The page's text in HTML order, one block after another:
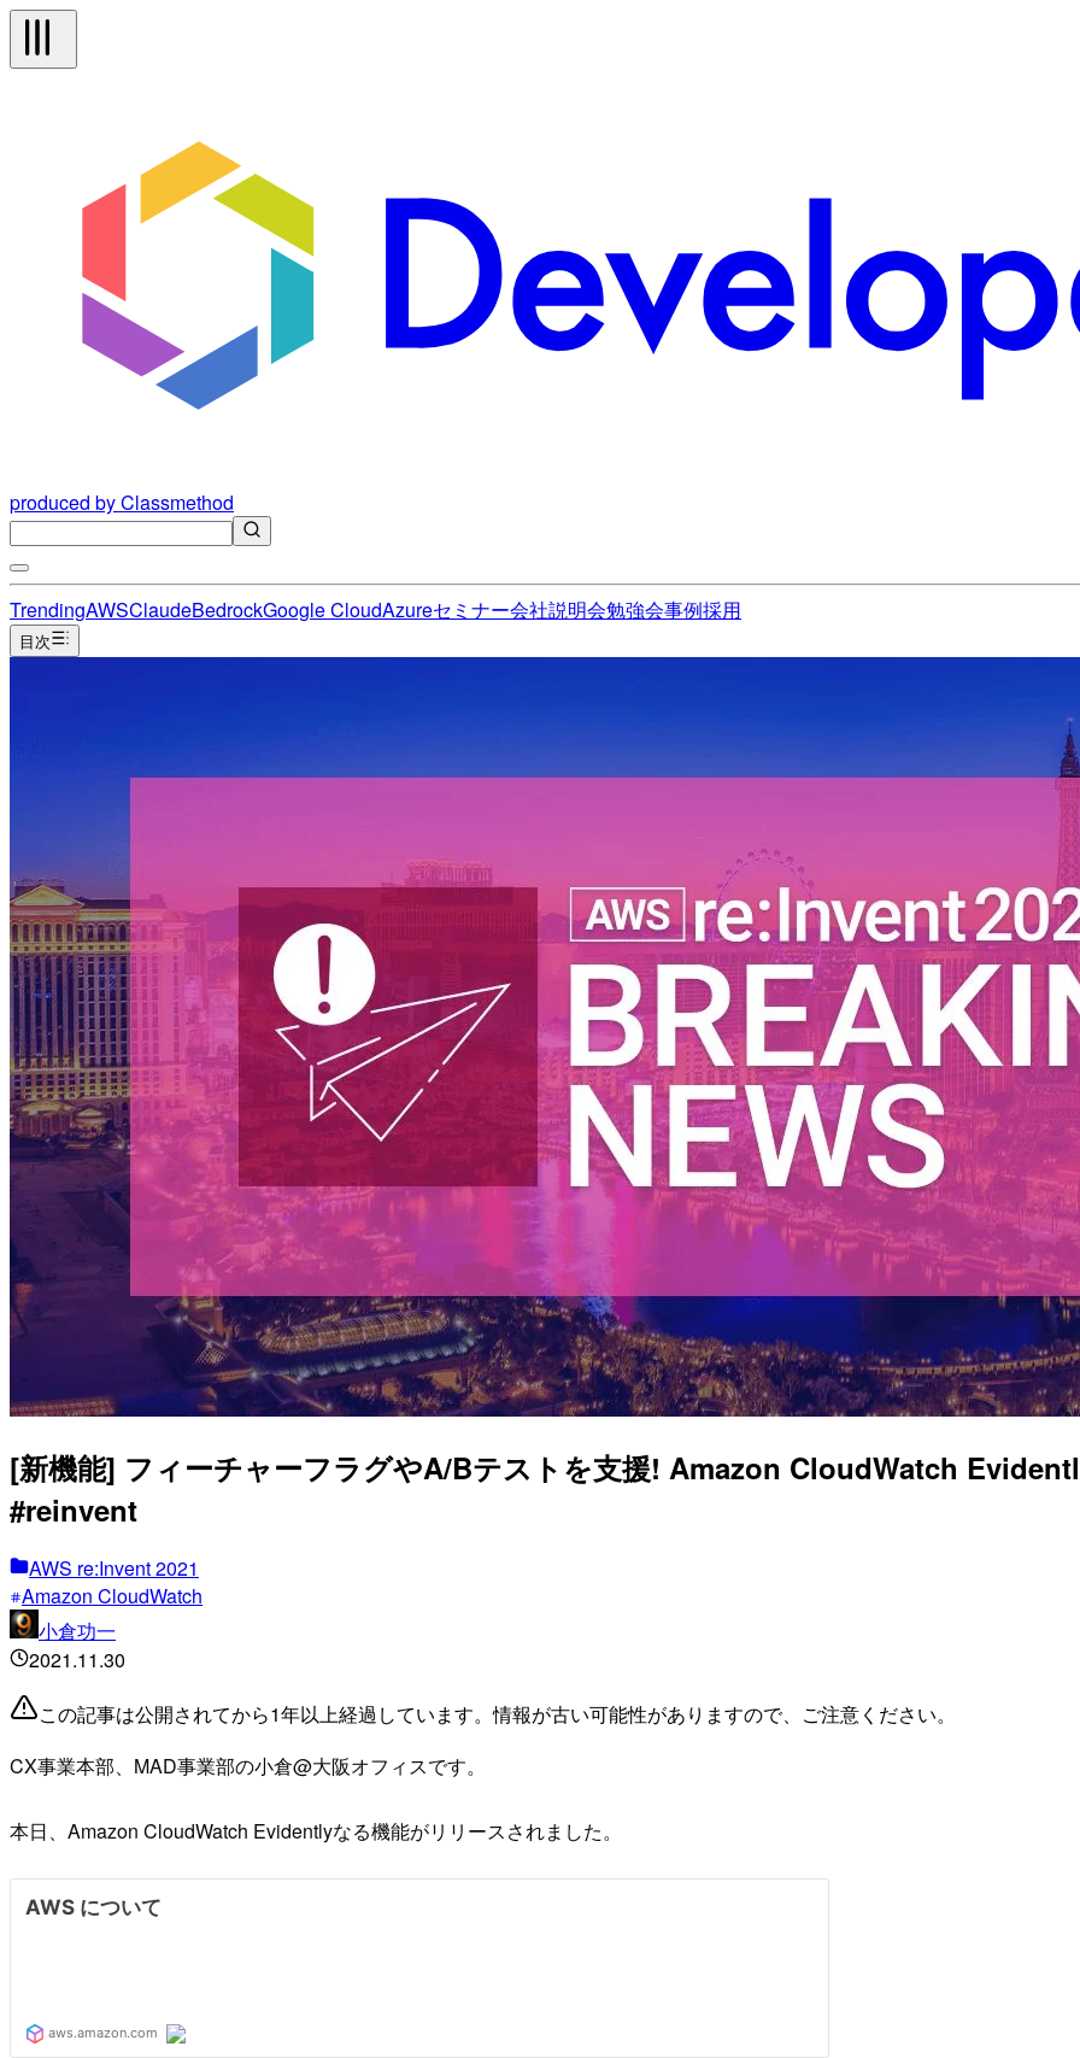
produced by Classmethod
TrendingAWSClaudeBedrockGoogle CloudAzureセミナー会社説明会勉強会事例採用
目次
[新機能] フィーチャーフラグやA/Bテストを支援! Amazon CloudWatch
#reinvent
AWS re:Invent 2021
Amazon CloudWatch
小倉功一
2021.11.30
この記事は公開されてから1年以上経過しています。情報が古い可能性がありますので、ご注意ください。
CX事業本部、MAD事業部の小倉@大阪オフィスです。
本日、Amazon CloudWatch Evidentlyなる機能がリリースされました。